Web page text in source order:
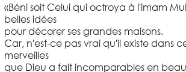
«Béni soit Celui qui octroya à l'imam
belles idées
pour décorer ses grandes maisons.
Car, n'est-ce pas vrai qu'il existe dans
merveilles
que Dieu a fait incomparables en